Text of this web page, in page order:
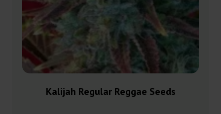
Kalijah Regular Reggae Seeds